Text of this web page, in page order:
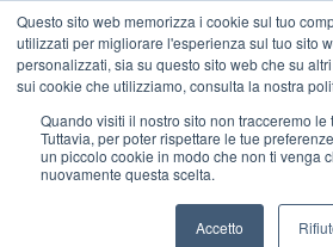
Questo sito web memorizza i cookie sul tuo
utilizzati per migliorare l'esperienza sul tuo sito
personalizzati, sia su questo sito web che su
sui cookie che utilizziamo, consulta la nostra
Quando visiti il ​​nostro sito non tracceremo le
Tuttavia, per poter rispettare le tue
un piccolo cookie in modo che non ti venga
nuovamente questa scelta.
Accetto